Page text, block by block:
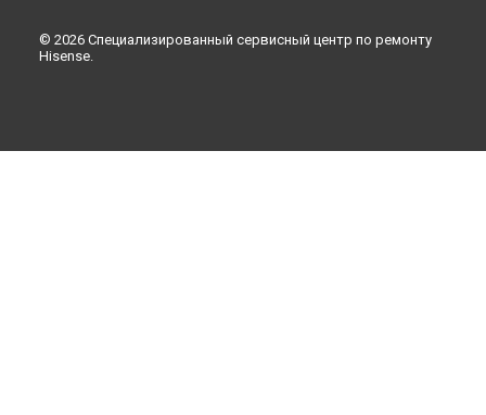
© 2026 Специализированный сервисный центр по ремонту
Hisense.